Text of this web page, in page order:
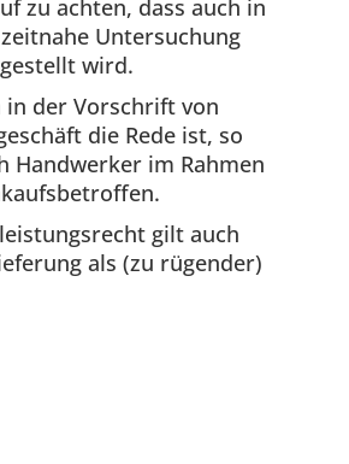
zu achten, dass auch in
Untersuchung
wird.
in der Vorschrift von
die Rede ist, so
Handwerker im Rahmen
gilt auch
als (zu rügender)